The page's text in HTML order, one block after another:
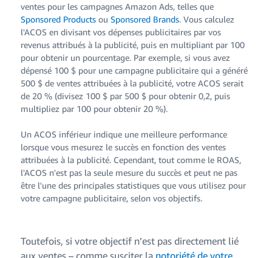
ventes pour les campagnes Amazon Ads, telles que
Sponsored Products ou Sponsored Brands. Vous calculez
l'ACOS en divisant vos dépenses publicitaires par vos
revenus attribués à la publicité, puis en multipliant par 100
pour obtenir un pourcentage. Par exemple, si vous avez
dépensé 100 $ pour une campagne publicitaire qui a généré
500 $ de ventes attribuées à la publicité, votre ACOS serait
de 20 % (divisez 100 $ par 500 $ pour obtenir 0,2, puis
multipliez par 100 pour obtenir 20 %).
Un ACOS inférieur indique une meilleure performance
lorsque vous mesurez le succès en fonction des ventes
attribuées à la publicité. Cependant, tout comme le ROAS,
l'ACOS n'est pas la seule mesure du succès et peut ne pas
être l'une des principales statistiques que vous utilisez pour
votre campagne publicitaire, selon vos objectifs.
Toutefois, si votre objectif n’est pas directement lié